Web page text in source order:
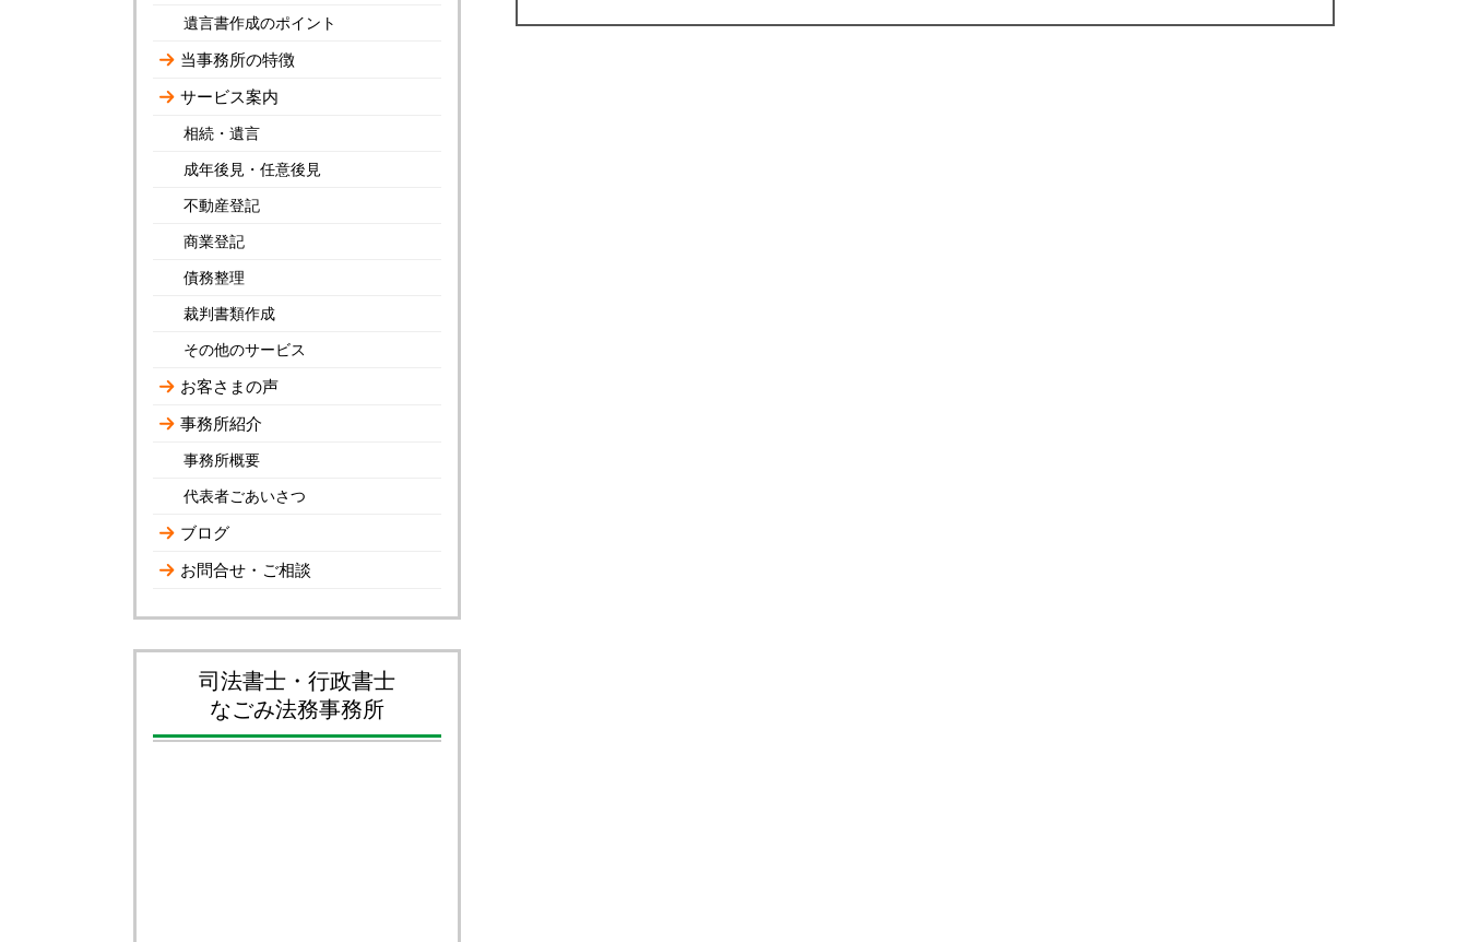
遺言書作成のポイント
当事務所の特徴
サービス案内
相続・遺言
成年後見・任意後見
不動産登記
商業登記
債務整理
裁判書類作成
その他のサービス
お客さまの声
事務所紹介
事務所概要
代表者ごあいさつ
ブログ
お問合せ・ご相談
司法書士・行政書士
なごみ法務事務所